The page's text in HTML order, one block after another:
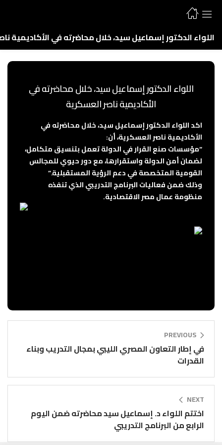
اللواء الدكتور إسماعيل سيد، خلال محاضرته في الأكاديمية
اللواء الدكتور إسماعيل سيد، خلال محاضرته في
الأكاديمية ناصر العسكرية
اكد اللواء الدكتور إسماعيل سيد، خلال محاضرته في
الأكاديمية ناصر العسكرية، أن:
“مؤسسات صنع القرار في الدولة تعمل بتنسيق متكامل،
لضمان أمن الدولة واستقرارها، مع دور حيوي للمجالس
القومية المتخصصة في دعم الرؤية المستقبلية.”
وذلك ضمن فعاليات البرنامج التدريبي الذي تنفذه
منظومة عمال مصر الاقتصادية.
PREVIOUS
في إطار التعاون المصري الليبي بمجال التدريب وبناء
القدرات
NEXT
اختتم اللواء د. إسماعيل سيد محاضرته ضمن اليوم
الرابع من البرنامج التدريبي